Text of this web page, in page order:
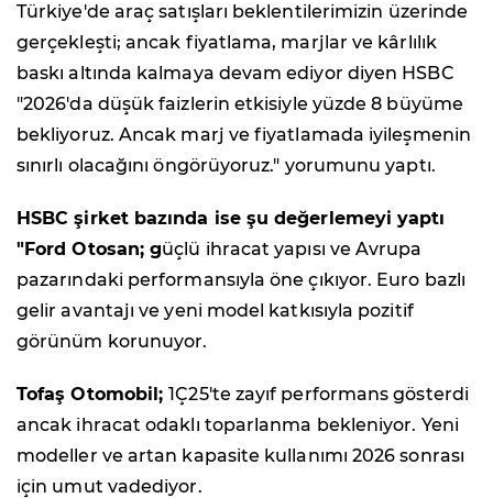
Türkiye'de araç satışları beklentilerimizin üzerinde
gerçekleşti; ancak fiyatlama, marjlar ve kârlılık
baskı altında kalmaya devam ediyor diyen HSBC
"2026'da düşük faizlerin etkisiyle yüzde 8 büyüme
bekliyoruz. Ancak marj ve fiyatlamada iyileşmenin
sınırlı olacağını öngörüyoruz." yorumunu yaptı.
HSBC şirket bazında ise şu değerlemeyi yaptı
"Ford Otosan; güçlü ihracat yapısı ve Avrupa
pazarındaki performansıyla öne çıkıyor. Euro bazlı
gelir avantajı ve yeni model katkısıyla pozitif
görünüm korunuyor.
Tofaş Otomobil;1Ç25'te zayıf performans gösterdi
ancak ihracat odaklı toparlanma bekleniyor. Yeni
modeller ve artan kapasite kullanımı 2026 sonrası
için umut vadediyor.